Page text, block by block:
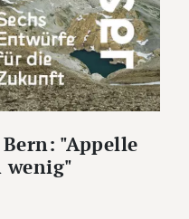
"Appelle
wenig"